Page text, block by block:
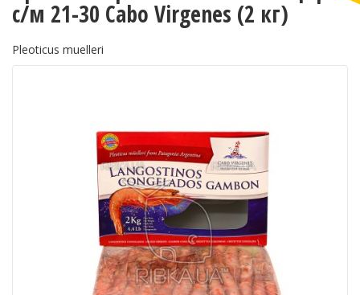
с/м 21-30 Cabo Virgenes (2 кг)
Pleoticus muelleri